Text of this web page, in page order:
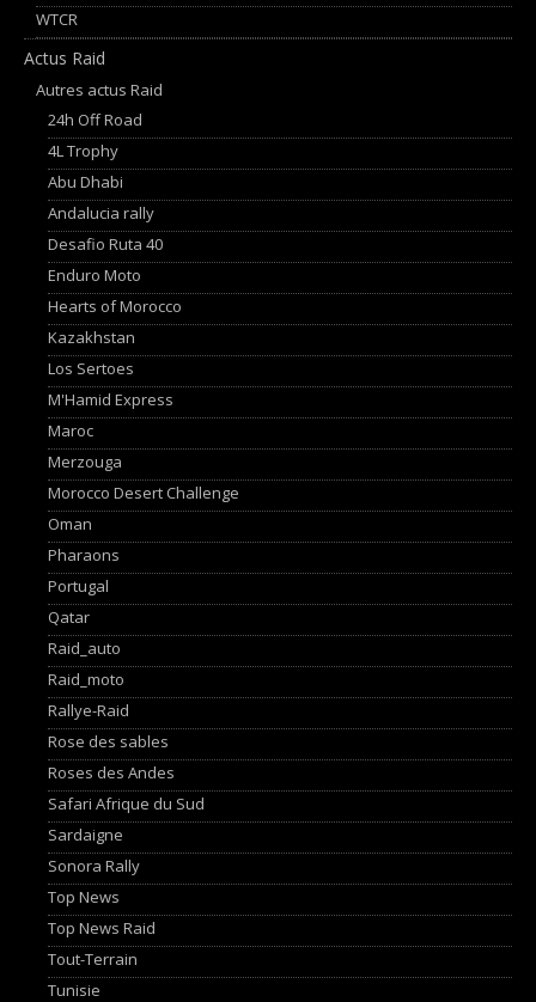
WTCR
Actus Raid
Autres actus Raid
24h Off Road
4L Trophy
Abu Dhabi
Andalucia rally
Desafio Ruta 40
Enduro Moto
Hearts of Morocco
Kazakhstan
Los Sertoes
M'Hamid Express
Maroc
Merzouga
Morocco Desert Challenge
Oman
Pharaons
Portugal
Qatar
Raid_auto
Raid_moto
Rallye-Raid
Rose des sables
Roses des Andes
Safari Afrique du Sud
Sardaigne
Sonora Rally
Top News
Top News Raid
Tout-Terrain
Tunisie